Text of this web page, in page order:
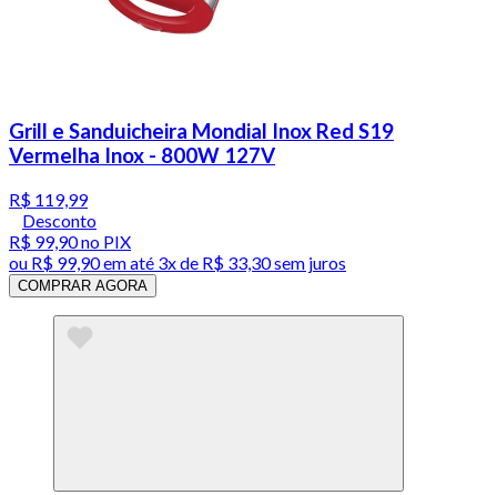
Grill e Sanduicheira Mondial Inox Red S19
Vermelha Inox - 800W 127V
R$ 119,99
Desconto
R$ 99,90no PIX
ou R$ 99,90em até 3x de R$ 33,30 sem juros
COMPRAR AGORA